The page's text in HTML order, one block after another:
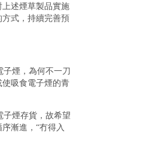
述煙草製品實施
式，持續完善預
煙，為何不一刀
吸食電子煙的青
煙存貨，故希望
漸進，“冇得入